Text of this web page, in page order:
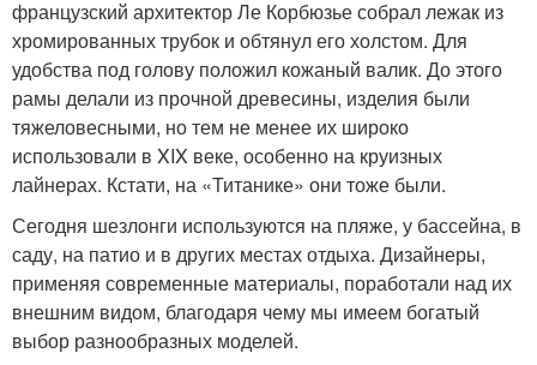
французский архитектор Ле Корбюзье собрал лежак из
хромированных трубок и обтянул его холстом. Для
удобства под голову положил кожаный валик. До этого
рамы делали из прочной древесины, изделия были
тяжеловесными, но тем не менее их широко
использовали в XIX веке, особенно на круизных
лайнерах. Кстати, на «Титанике» они тоже были.
Сегодня шезлонги используются на пляже, у бассейна, в
саду, на патио и в других местах отдыха. Дизайнеры,
применяя современные материалы, поработали над их
внешним видом, благодаря чему мы имеем богатый
выбор разнообразных моделей.